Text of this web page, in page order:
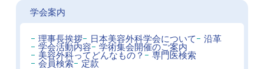
学会案内
理事長挨拶 日本美容外科学会について
沿革
学会活動内容
学術集会開催のご案内
美容外科ってどんなもの？
専門医検索
会員検索
定款